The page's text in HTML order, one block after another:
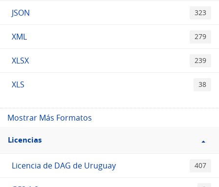
JSON 323
XML 279
XLSX 239
XLS 38
Mostrar Más Formatos
Filtro
Licencias
Licencias
Licencia de DAG de Uruguay 407